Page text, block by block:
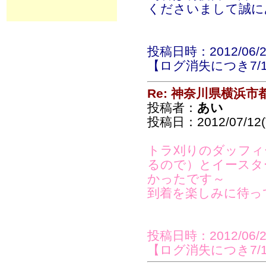
くださいまして誠
投稿日時：2012/06/
【ログ消失につき
Re: 神奈川県横浜市
投稿者： あい
投稿日：2012/07/
トラ刈りのダッフ
るので）とイース
かったです～
到着を楽しみに待
投稿日時：2012/06/
【ログ消失につき